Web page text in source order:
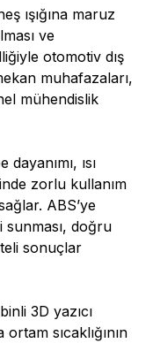
ışığına maruz
ve
otomotiv dış
muhafazaları,
mühendislik
ısı
zorlu kullanım
ABS’ye
sunması, doğru
sonuçlar
3D yazıcı
ortam sıcaklığının